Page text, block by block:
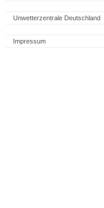
Unwetterzentrale Deutschland
Impressum